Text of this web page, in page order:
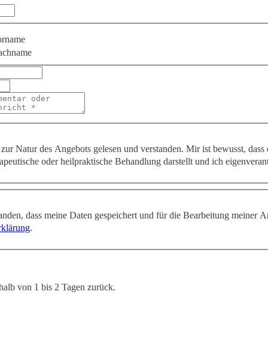
Natur des Angebots gelesen und verstanden. Mir ist bewusst, dass
oder heilpraktische Behandlung darstellt und ich
dass meine Daten gespeichert und für die Bearbeitung meiner
.
von 1 bis 2 Tagen zurück.